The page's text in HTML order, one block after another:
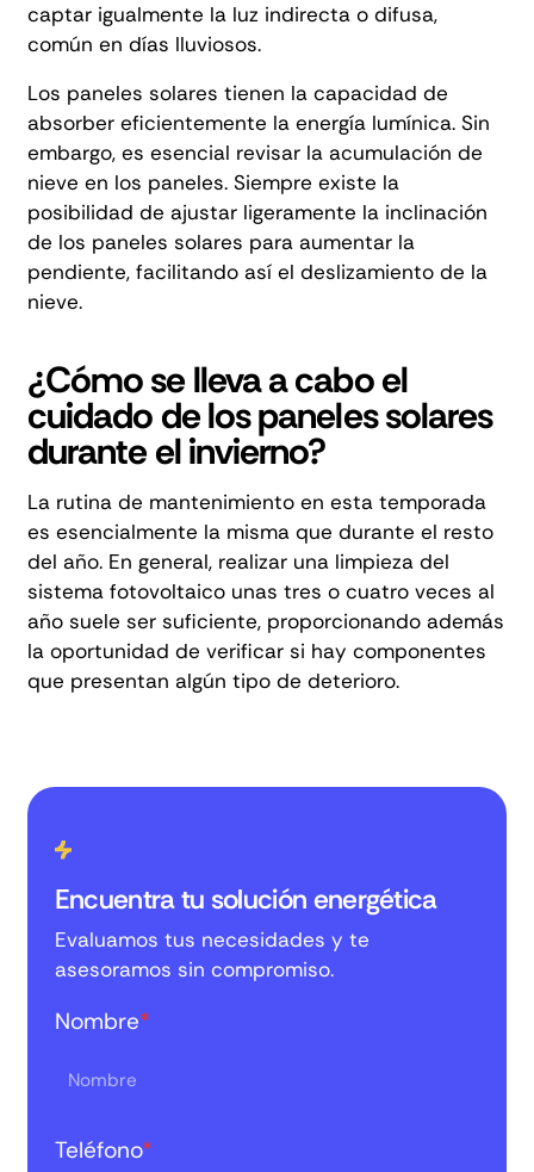
captar igualmente la luz indirecta o difusa,
común en días lluviosos.
Los paneles solares tienen la capacidad de
absorber eficientemente la energía lumínica. Sin
embargo, es esencial revisar la acumulación de
nieve en los paneles. Siempre existe la
posibilidad de ajustar ligeramente la inclinación
de los paneles solares para aumentar la
pendiente, facilitando así el deslizamiento de la
nieve.
¿Cómo se lleva a cabo el
cuidado de los paneles solares
durante el invierno?
La rutina de mantenimiento en esta temporada
es esencialmente la misma que durante el resto
del año. En general, realizar una limpieza del
sistema fotovoltaico unas tres o cuatro veces al
año suele ser suficiente, proporcionando además
la oportunidad de verificar si hay componentes
que presentan algún tipo de deterioro.
Encuentra tu solución energética
Evaluamos tus necesidades y te
asesoramos sin compromiso.
Nombre*
Teléfono*